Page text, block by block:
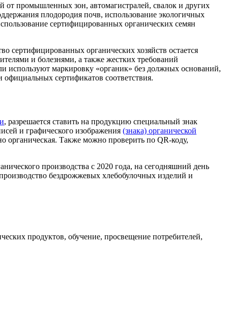
от промышленных зон, автомагистралей, свалок и других
плодородия почв, использование экологичных
сертифицированных органических семян
сертифицированных органических хозяйств остается
и болезнями, а также жестких требований
используют маркировку «органик» без должных оснований,
сертификатов соответствия.
, разрешается ставить на продукцию специальный знак
и графического изображения (знака) органической
органическая. Также можно проверить по QR-коду,
производства с 2020 года, на сегодняшний день
бездрожжевых хлебобулочных изделий и
продуктов, обучение, просвещение потребителей,